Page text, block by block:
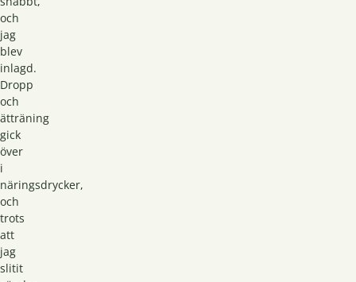
och
jag
blev
inlagd.
Dropp
och
ätträning
gick
över
i
näringsdrycker,
och
trots
att
jag
slitit